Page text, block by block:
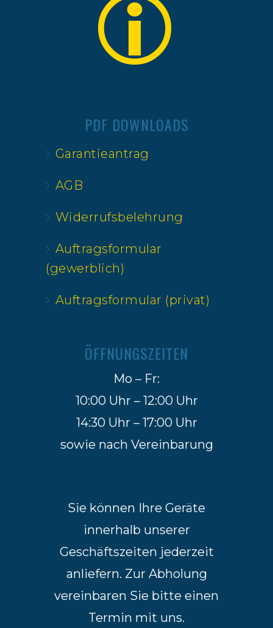
PDF DOWNLOADS
Garantieantrag
AGB
Widerrufsbelehrung
Auftragsformular
(gewerblich)
Auftragsformular (privat)
ÖFFNUNGSZEITEN
Mo – Fr:
10:00 Uhr – 12:00 Uhr
14:30 Uhr – 17:00 Uhr
sowie nach Vereinbarung
Sie können Ihre Geräte
innerhalb unserer
Geschäftszeiten jederzeit
anliefern. Zur Abholung
vereinbaren Sie bitte einen
Termin mit uns.